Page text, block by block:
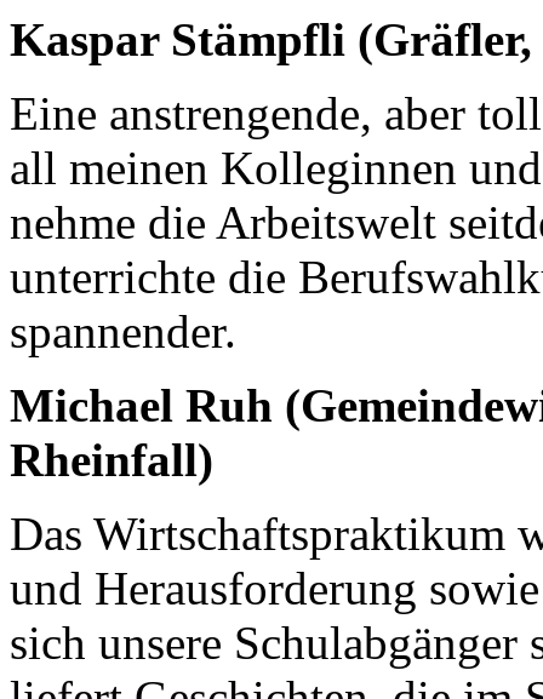
Kaspar Stämpfli (Gräfler,
Eine anstrengende, aber
all meinen Kolleginnen
nehme die Arbeitswelt
unterrichte die
spannender.
Michael Ruh
Rheinfall)
Das Wirtschaftspraktikum
und Herausforderung
sich unsere